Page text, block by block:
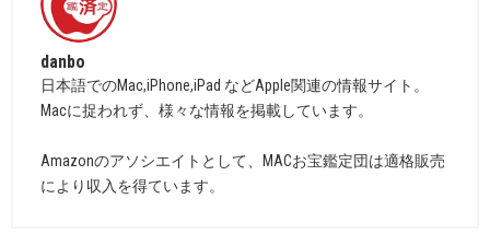
danbo
日本語でのMac,iPhone,iPad などApple関連の情報サイト。
Macに捉われず、様々な情報を掲載しています。
Amazonのアソシエイトとして、MACお宝鑑定団は適格販売
により収入を得ています。